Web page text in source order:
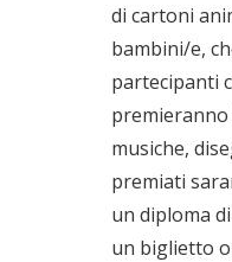
di cartoni
bambini/e,
partecipanti
musiche,
premiati
un diploma
un biglietto